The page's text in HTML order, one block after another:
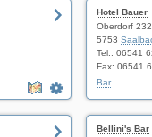
Hotel Bauer
Oberdorf 232
5753
Tel.: 06541
Fax: 06541
Bar
Bellini's Bar